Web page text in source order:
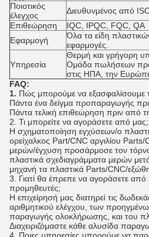
Ποιοτικός
έλεγχος
Διευθυνμένος από
Επιθεώρηση
IQC, IPQC, FQC, QA
Εφαρμογή
Όλα τα είδη
εφαρμογές.
Υπηρεσία
Θερμή και γρήγορη
Ομάδα πωλήσεων
στις ΗΠΑ, την
FAQ:
1. Πώς μπορούμε να εξασφαλίσουμε
Πάντα ένα δείγμα προπαραγωγής
Πάντα τελική επιθεώρηση πριν από
2. Τι μπορείτε να αγοράσετε από μας;
Η σχηματοποίηση εγχύσεων/ο
ορείχαλκος Part/CNC αργιλίου
μερών/έγχυση προσάρμοσε τον
πλαστικά σχεδιαγράμματα μερών
μηχανή τα πλαστικά Parts/CNC/
3. Γιατί θα έπρεπε να αγοράσετε από
προμηθευτές;
Η επιχείρησή μας διατηρεί τις
αριθμητικού ελέγχου, των
παραγωγής ολοκλήρωσης, και του
Διαχειριζόμαστε κάθε αλυσίδα